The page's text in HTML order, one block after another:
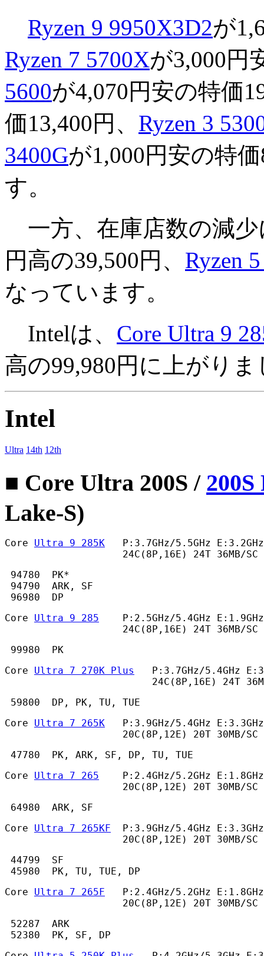
Ryzen 9 9950X3D2が
Ryzen 7 5700Xが3,000円
5600が4,070円安の特価
価13,400円、 Ryzen 3
3400Gが1,000円安の特
す。
一方、在庫店数の減少
円高の39,500円、 Ryzen
なっています。
Intelは、 Core Ultra 9
高の99,980円に上がり
Intel
Ultra 14th 12th
■ Core Ultra 200S / 200S
Lake-S)
Core Ultra 9 285K
P:3.7GHz/5.5GHz
24C(8P,16E) 24T 36MB/SC
94780  PK*
94790  ARK, SF
96980  DP
Core Ultra 9 285
P:2.5GHz/5.4GHz
24C(8P,16E) 24T 36MB/SC
99980  PK
Core Ultra 7 270K Plus
P:3.7GHz/5.4GHz
24C(8P,16E) 24T
59800  DP, PK, TU, TUE
Core Ultra 7 265K
P:3.9GHz/5.4GHz
20C(8P,12E) 20T 30MB/SC
47780  PK, ARK, SF, DP, TU, TUE
Core Ultra 7 265
P:2.4GHz/5.2GHz
20C(8P,12E) 20T 30MB/SC
64980  ARK, SF
Core Ultra 7 265KF
P:3.9GHz/5.4GHz
20C(8P,12E) 20T 30MB/SC
44799  SF
45980  PK, TU, TUE, DP
Core Ultra 7 265F
P:2.4GHz/5.2GHz
20C(8P,12E) 20T 30MB/SC
52287  ARK
52380  PK, SF, DP